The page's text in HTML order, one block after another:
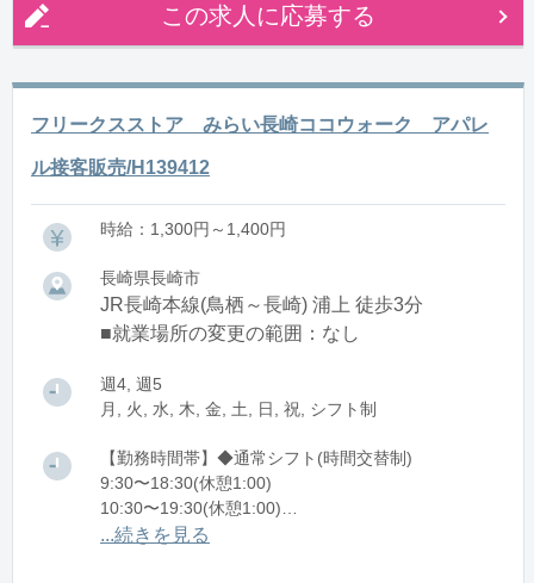
この求人に応募する
フリークスストア みらい長崎ココウォーク アパレ
ル接客販売/H139412
時給：1,300円～1,400円
長崎県長崎市
JR長崎本線(鳥栖～長崎) 浦上 徒歩3分
■就業場所の変更の範囲：なし
週4, 週5
月, 火, 水, 木, 金, 土, 日, 祝, シフト制
【勤務時間帯】◆通常シフト(時間交替制)
9:30〜18:30(休憩1:00)
10:30〜19:30(休憩1:00)
11:30〜20:30(休憩1:00)
...続きを見る